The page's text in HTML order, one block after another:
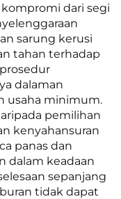
dari segi
sarung kerusi
tahan terhadap
dalaman
usaha minimum.
pemilihan
kenyahansuran
panas dan
dalam keadaan
sepanjang
tidak dapat